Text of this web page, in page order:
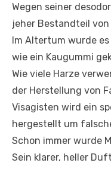
Wegen seiner
jeher Bestandteil
Im Altertum wurde
wie ein Kaugummi
Wie viele Harze
der Herstellung von
Visagisten wird ein
hergestellt um
Schon immer wurde
Sein klarer, heller